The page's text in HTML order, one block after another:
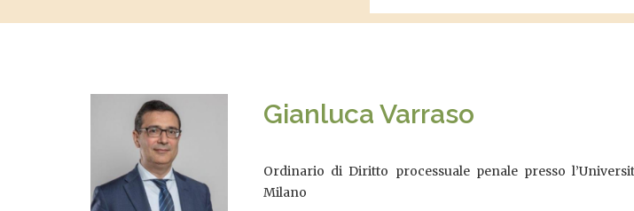
Gianluca Varraso
Ordinario di Diritto processuale penale presso
Milano